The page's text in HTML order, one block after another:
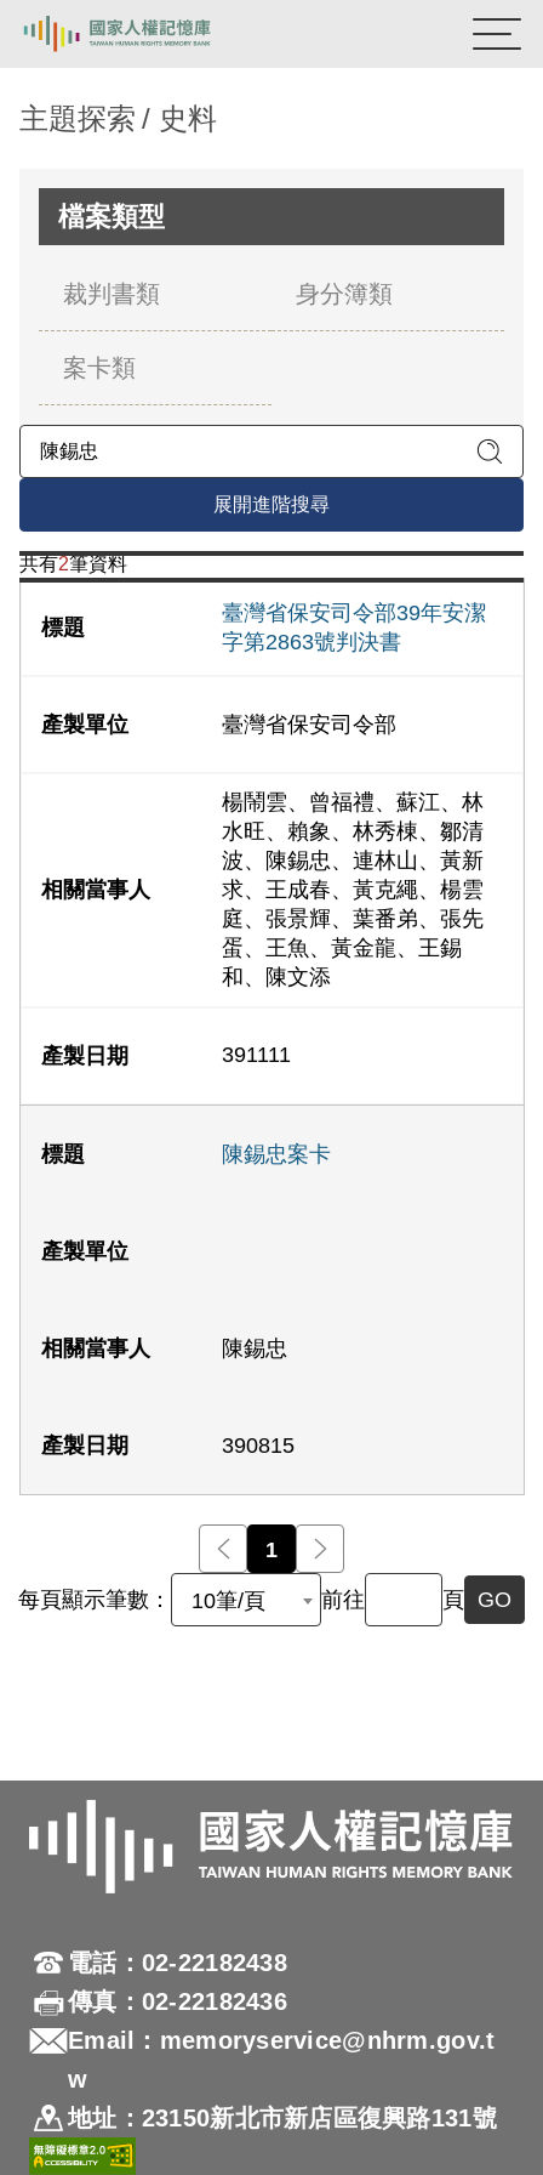
新生訓導處
關於我們
意見信箱
主題探索 史料
檔案類型
裁判書類 身分簿類
案卡類
展開進階搜尋
共有2筆資料
臺灣省保安司令部39年安潔
字第2863號判決書
臺灣省保安司令部
楊鬧雲、曾福禮、蘇江、林
水旺、賴象、林秀棟、鄒清
波、陳錫忠、連林山、黃新
求、王成春、黃克繩、楊雲
庭、張景輝、葉番弟、張先
蛋、王魚、黃金龍、王錫
和、陳文添
391111
陳錫忠案卡
陳錫忠
390815
前一頁
1
每頁顯示筆數： 10筆/頁 前往 頁 GO
電話：02-22182438
傳真：02-22182436
Email：memoryservice@nhrm.gov.t
w
地址：23150新北市新店區復興路131號